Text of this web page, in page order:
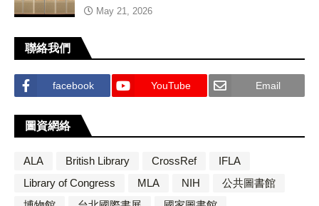
May 21, 2026
聯絡我們
facebook YouTube Email
圖資網絡
ALA British Library CrossRef
IFLA
Library of Congress
MLA NIH
公共圖書館